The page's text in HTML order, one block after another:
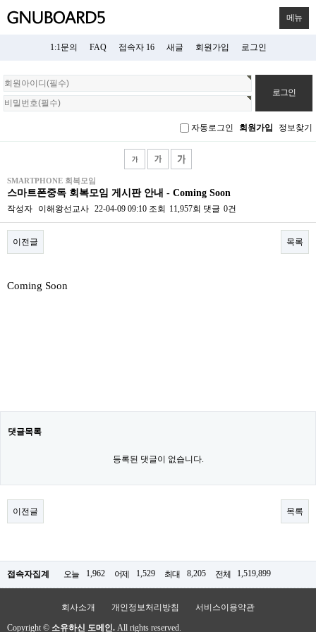
메뉴
1:1문의 FAQ 접속자 16 새글 회원가입 로그인
회
원
로
자동로그인 회원가입 정보찾기
SMARTPHONE 회복모임
스마트폰중독 회복모임 게시판 안내 - Coming Soon
작성자 이해왕선교사 22-04-09 09:10 조회 11,957회 댓글 0건
이전글 목록
Coming Soon
댓글목록
등록된 댓글이 없습니다.
이전글 목록
접속자집계 오늘 1,962 어제 1,529 최대 8,205 전체 1,519,899
회사소개 개인정보처리방침 서비스이용약관
Copyright © 소유하신 도메인. All rights reserved.